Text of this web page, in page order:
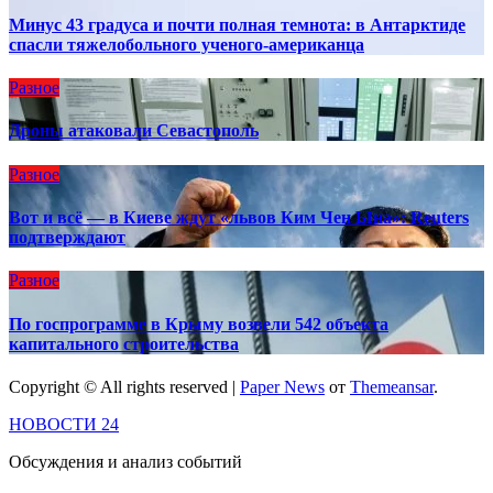
Минус 43 градуса и почти полная темнота: в Антарктиде
спасли тяжелобольного ученого-американца
Разное
Дроны атаковали Севастополь
Разное
Вот и всё — в Киеве ждут «львов Ким Чен Ына»: Reuters
подтверждают
Разное
По госпрограмме в Крыму возвели 542 объекта
капитального строительства
Copyright © All rights reserved | Paper News от Themeansar.
НОВОСТИ 24
Обсуждения и анализ событий